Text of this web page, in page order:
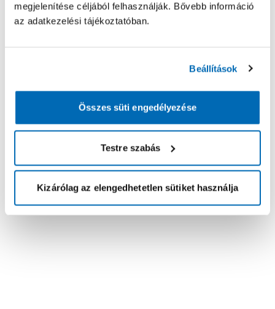
megjelenítése céljából felhasználják. Bővebb információ
az adatkezelési tájékoztatóban.
Beállítások
Összes süti engedélyezése
Testre szabás
Kizárólag az elengedhetetlen sütiket használja